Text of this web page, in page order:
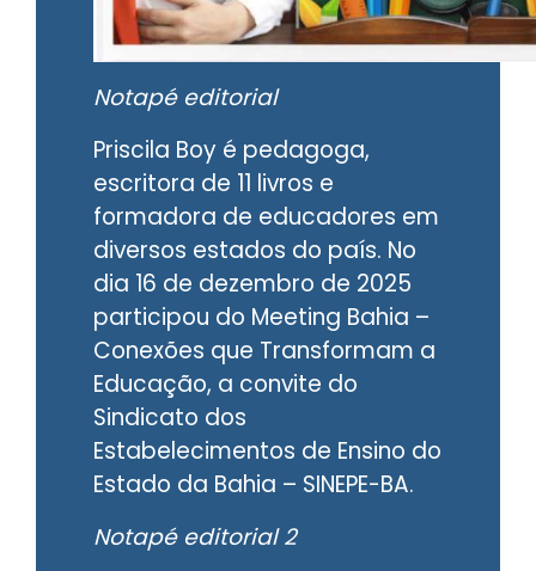
Notapé editorial
Priscila Boy é pedagoga,
escritora de 11 livros e
formadora de educadores em
diversos estados do país. No
dia 16 de dezembro de 2025
participou do Meeting Bahia –
Conexões que Transformam a
Educação, a convite do
Sindicato dos
Estabelecimentos de Ensino do
Estado da Bahia – SINEPE-BA.
Notapé editorial 2